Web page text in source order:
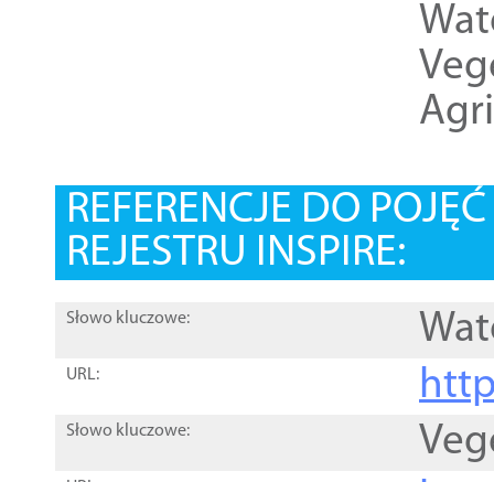
REFERENCJE DO
REJESTRU INSPIRE:
Słowo kluczowe:
URL:
Słowo kluczowe: